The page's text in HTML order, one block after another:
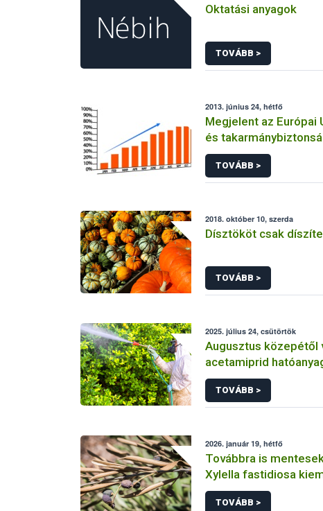
Oktatási anyagok
TOVÁBB >
2013. június 24, hétfő
Megjelent az Európai
és
gyorsveszély-jelző
éves jelentése
TOVÁBB >
2018. október 10, szerda
Dísztököt csak
TOVÁBB >
2025. július 24, csütörtök
Augusztus közepétől
acetamiprid
szerek alkalmazása a
csökkentése miatt
TOVÁBB >
2026. január 19, hétfő
Továbbra is
Xylella fastidiosa
károsítótól, de fontos
TOVÁBB >